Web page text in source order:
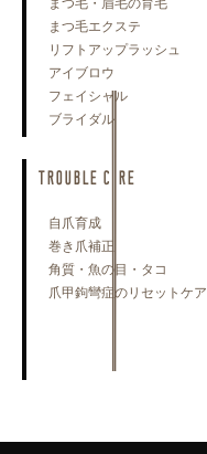
まつ毛・眉毛の育毛
まつ毛エクステ
リフトアップラッシュ
アイブロウ
フェイシャル
ブライダル
TROUBLE CARE
自爪育成
巻き爪補正
角質・魚の目・タコ
爪甲鉤彎症のリセットケア